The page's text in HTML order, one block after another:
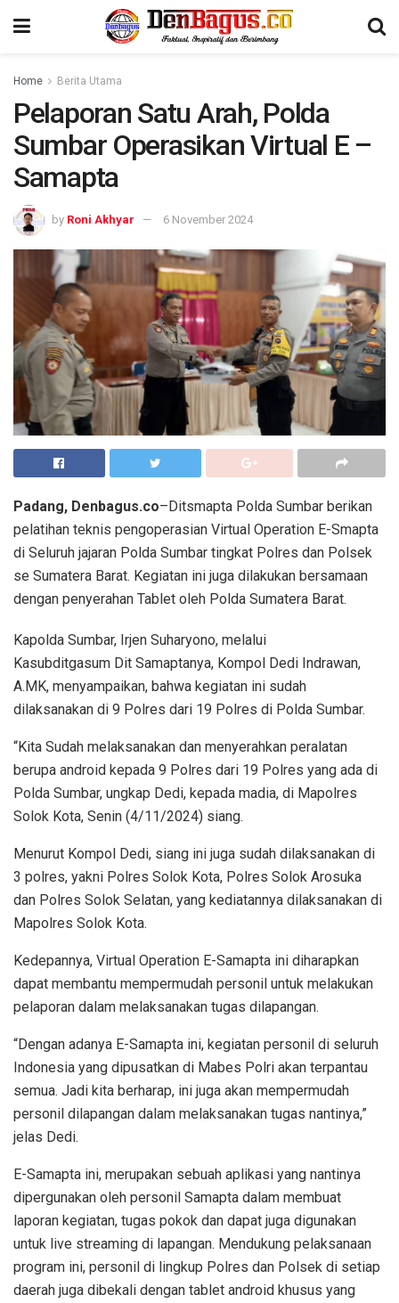
Home Berita Utama
Pelaporan Satu Arah, Polda
Sumbar Operasikan Virtual E –
Samapta
by Roni Akhyar 6 November 2024
Padang, Denbagus.co–Ditsmapta Polda Sumbar berikan
pelatihan teknis pengoperasian Virtual Operation E-Smapta
di Seluruh jajaran Polda Sumbar tingkat Polres dan Polsek
se Sumatera Barat. Kegiatan ini juga dilakukan bersamaan
dengan penyerahan Tablet oleh Polda Sumatera Barat.
Kapolda Sumbar, Irjen Suharyono, melalui
Kasubditgasum Dit Samaptanya, Kompol Dedi Indrawan,
A.MK, menyampaikan, bahwa kegiatan ini sudah
dilaksanakan di 9 Polres dari 19 Polres di Polda Sumbar.
“Kita Sudah melaksanakan dan menyerahkan peralatan
berupa android kepada 9 Polres dari 19 Polres yang ada di
Polda Sumbar, ungkap Dedi, kepada madia, di Mapolres
Solok Kota, Senin (4/11/2024) siang.
Menurut Kompol Dedi, siang ini juga sudah dilaksanakan di
3 polres, yakni Polres Solok Kota, Polres Solok Arosuka
dan Polres Solok Selatan, yang kediatannya dilaksanakan di
Mapolres Solok Kota.
Kedepannya, Virtual Operation E-Samapta ini diharapkan
dapat membantu mempermudah personil untuk melakukan
pelaporan dalam melaksanakan tugas dilapangan.
“Dengan adanya E-Samapta ini, kegiatan personil di seluruh
Indonesia yang dipusatkan di Mabes Polri akan terpantau
semua. Jadi kita berharap, ini juga akan mempermudah
personil dilapangan dalam melaksanakan tugas nantinya,”
jelas Dedi.
E-Samapta ini, merupakan sebuah aplikasi yang nantinya
dipergunakan oleh personil Samapta dalam membuat
laporan kegiatan, tugas pokok dan dapat juga digunakan
untuk live streaming di lapangan. Mendukung pelaksanaan
program ini, personil di lingkup Polres dan Polsek di setiap
daerah juga dibekali dengan tablet android khusus yang